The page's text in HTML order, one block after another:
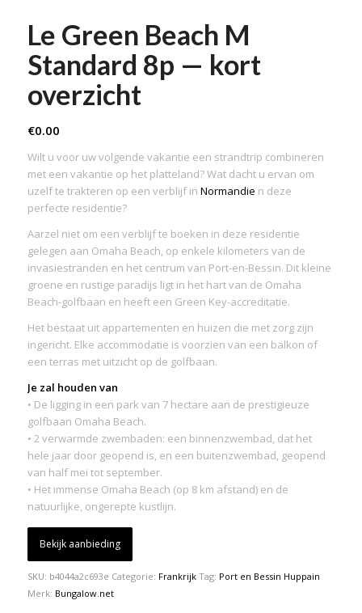
Le Green Beach M
Standard 8p — kort
overzicht
€0.00
Wilt u voor uw volgende vakantie een strandtrip combineren
met een vakantie op het platteland? Wat dacht u ervan om
uzelf te trakteren op een verblijf in Normandie n deze
perfecte residentie?
Aarzel niet om een verblijf te boeken in deze residentie
gelegen aan Omaha Beach, op enkele kilometers van de
invasiestranden en het centrum van Port-en-Bessin. Dit kleine
groene en rustige paradijs ligt in het hart van de Omaha
Beach-golfbaan en heeft een Green Key-accreditatie.
Het bestaat uit appartementen en huizen die met zorg zijn
ingericht. Elke accommodatie is voorzien van een balkon of
een terras met uitzicht op de golfbaan.
Je zal houden van
• De ligging in een park van 7 hectare aan de prestigieuze
golfbaan Omaha Beach.
• 2 verwarmde zwembaden: een binnenzwembad, dat het
hele jaar door geopend is, en een buitenzwembad, geopend
van half mei tot september.
• Het immense Omaha Beach (op 8 km afstand) en de
natuurlijke, ongerepte kustlijn.
Bekijk aanbieding
SKU: b4044a2c693e Categorie: Frankrijk Tag: Port en Bessin Huppain
Merk: Bungalow.net